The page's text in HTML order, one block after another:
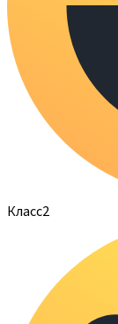
Класс2